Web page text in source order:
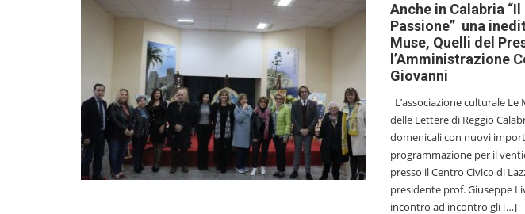
Anche in Calabria
Passione” una
Muse, Quelli del
l’Amministrazione
Giovanni
L’associazione culturale
delle Lettere di Reggio
domenicali con nuovi
programmazione per il
presso il Centro Civico di
presidente prof. Giuseppe
incontro ad incontro gli […]